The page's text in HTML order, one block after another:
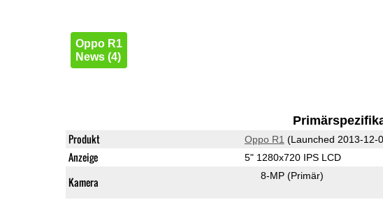
Oppo R1
News (4)
Produkt Oppo R1 (Launched 2013-12-
Anzeige 5" 1280x720 IPS LCD
Kamera 8-MP (Primär)